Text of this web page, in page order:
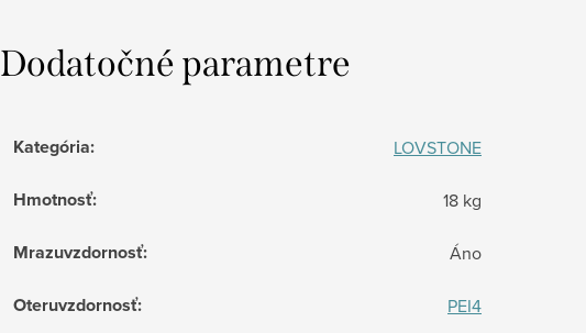
Dodatočné parametre
Kategória: LOVSTONE
Hmotnosť: 18 kg
Mrazuvzdornosť: Áno
Oteruvzdornosť: PEI4